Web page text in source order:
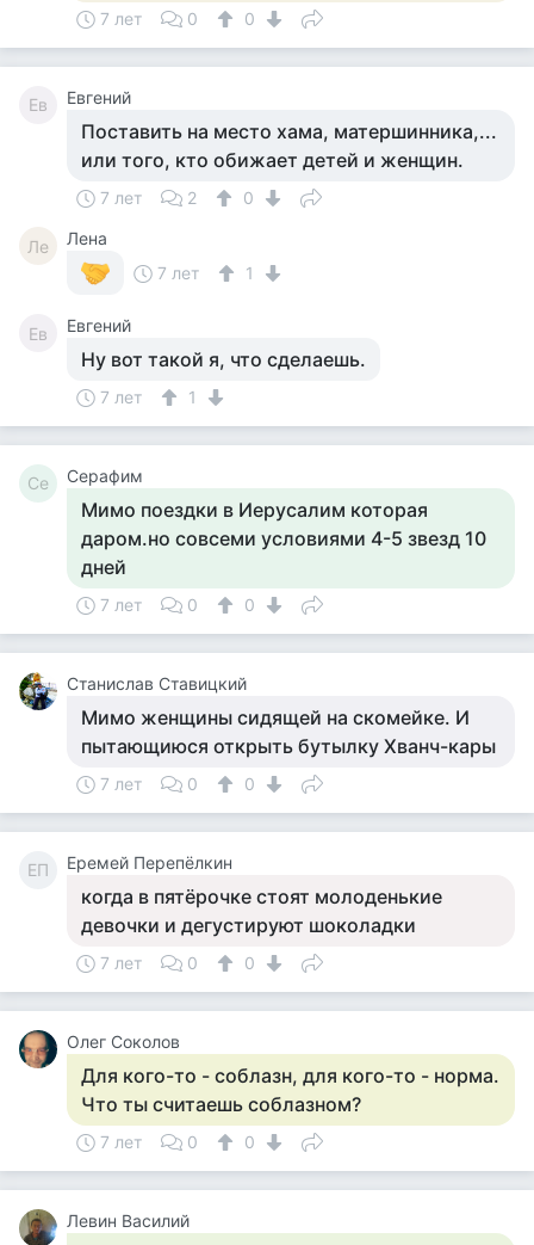
7 лет 0 0
Ев Евгений
Поставить на место хама, матершинника,...
или того, кто обижает детей и женщин.
7 лет 2 0
Ле
Лена
7 лет
1
Ев Евгений
Ну вот такой я, что сделаешь.
7 лет 1
Се Серафим
Мимо поездки в Иерусалим которая
даром.но совсеми условиями 4-5 звезд 10
дней
7 лет 0 0
Станислав Ставицкий
Мимо женщины сидящей на скомейке. И
пытающиюся открыть бутылку Хванч-кары
7 лет 0 0
ЕП Еремей Перепёлкин
когда в пятёрочке стоят молоденькие
девочки и дегустируют шоколадки
7 лет 0 0
Олег Соколов
Для кого-то - соблазн, для кого-то - норма.
Что ты считаешь соблазном?
7 лет 0 0
Левин Василий